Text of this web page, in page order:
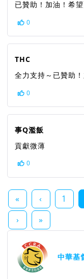
已贊助！加油！希
0
THC
全力支持～已贊助！
0
事Q濫飯
貢獻微薄
0
« ‹ 1
› »
中華基